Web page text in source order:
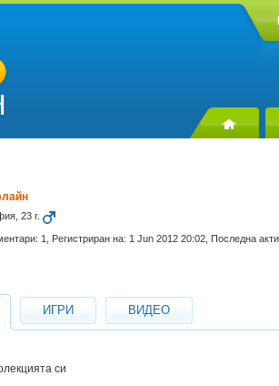
23 г.
1, Регистриран на: 1 Jun 2012 20:02, Последна
ИГРИ ВИДЕО
си